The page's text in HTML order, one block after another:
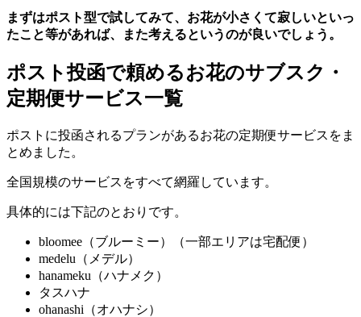
まずはポスト型で試してみて、お花が小さくて寂しいといっ
たこと等があれば、また考えるというのが良いでしょう。
ポスト投函で頼めるお花のサブスク・
定期便サービス一覧
ポストに投函されるプランがあるお花の定期便サービスをま
とめました。
全国規模のサービスをすべて網羅しています。
具体的には下記のとおりです。
bloomee（ブルーミー）（一部エリアは宅配便）
medelu（メデル）
hanameku（ハナメク）
タスハナ
ohanashi（オハナシ）